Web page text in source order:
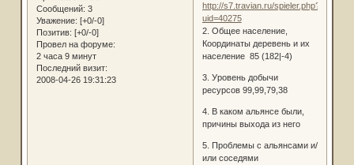
Сообщений: 3
Уважение: [+0/-0]
Позитив: [+0/-0]
Провел на форуме:
2 часа 9 минут
Последний визит:
2008-04-26 19:31:23
http://s7.travian.ru/spieler.php?
uid=40275
2. Общее население,
Координаты деревень и их
население 85 (182|-4)
3. Уровень добычи
ресурсов 99,99,79,38
4. В каком альянсе были,
причины выхода из него
5. Проблемы с альянсами и/
или соседями